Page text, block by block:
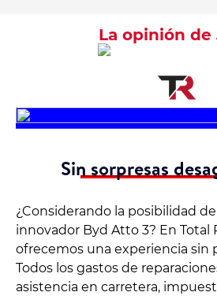
La opinión de
Sin sorpresas
¿Considerando la posibilidad
innovador Byd Atto 3? En Total
ofrecemos una experiencia sin
Todos los gastos de
asistencia en carretera,